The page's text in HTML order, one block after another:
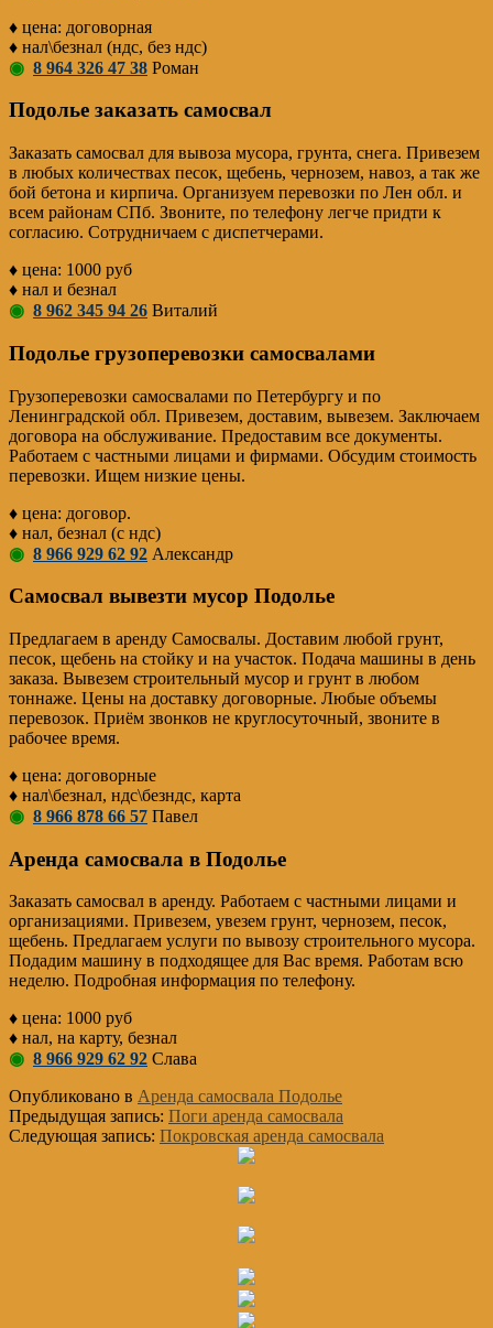
♦ цена: договорная
♦ нал\безнал (ндс, без ндс)
◉ 8 964 326 47 38 Роман
Подолье заказать самосвал
Заказать самосвал для вывоза мусора, грунта, снега. Привезем
в любых количествах песок, щебень, чернозем, навоз, а так же
бой бетона и кирпича. Организуем перевозки по Лен обл. и
всем районам СПб. Звоните, по телефону легче придти к
согласию. Сотрудничаем с диспетчерами.
♦ цена: 1000 руб
♦ нал и безнал
◉ 8 962 345 94 26 Виталий
Подолье грузоперевозки самосвалами
Грузоперевозки самосвалами по Петербургу и по
Ленинградской обл. Привезем, доставим, вывезем. Заключаем
договора на обслуживание. Предоставим все документы.
Работаем с частными лицами и фирмами. Обсудим стоимость
перевозки. Ищем низкие цены.
♦ цена: договор.
♦ нал, безнал (с ндс)
◉ 8 966 929 62 92 Александр
Самосвал вывезти мусор Подолье
Предлагаем в аренду Самосвалы. Доставим любой грунт,
песок, щебень на стойку и на участок. Подача машины в день
заказа. Вывезем строительный мусор и грунт в любом
тоннаже. Цены на доставку договорные. Любые объемы
перевозок. Приём звонков не круглосуточный, звоните в
рабочее время.
♦ цена: договорные
♦ нал\безнал, ндс\безндс, карта
◉ 8 966 878 66 57 Павел
Аренда самосвала в Подолье
Заказать самосвал в аренду. Работаем с частными лицами и
организациями. Привезем, увезем грунт, чернозем, песок,
щебень. Предлагаем услуги по вывозу строительного мусора.
Подадим машину в подходящее для Вас время. Работам всю
неделю. Подробная информация по телефону.
♦ цена: 1000 руб
♦ нал, на карту, безнал
◉ 8 966 929 62 92 Слава
Опубликовано в Аренда самосвала Подолье
Предыдущая запись: Поги аренда самосвала
Следующая запись: Покровская аренда самосвала